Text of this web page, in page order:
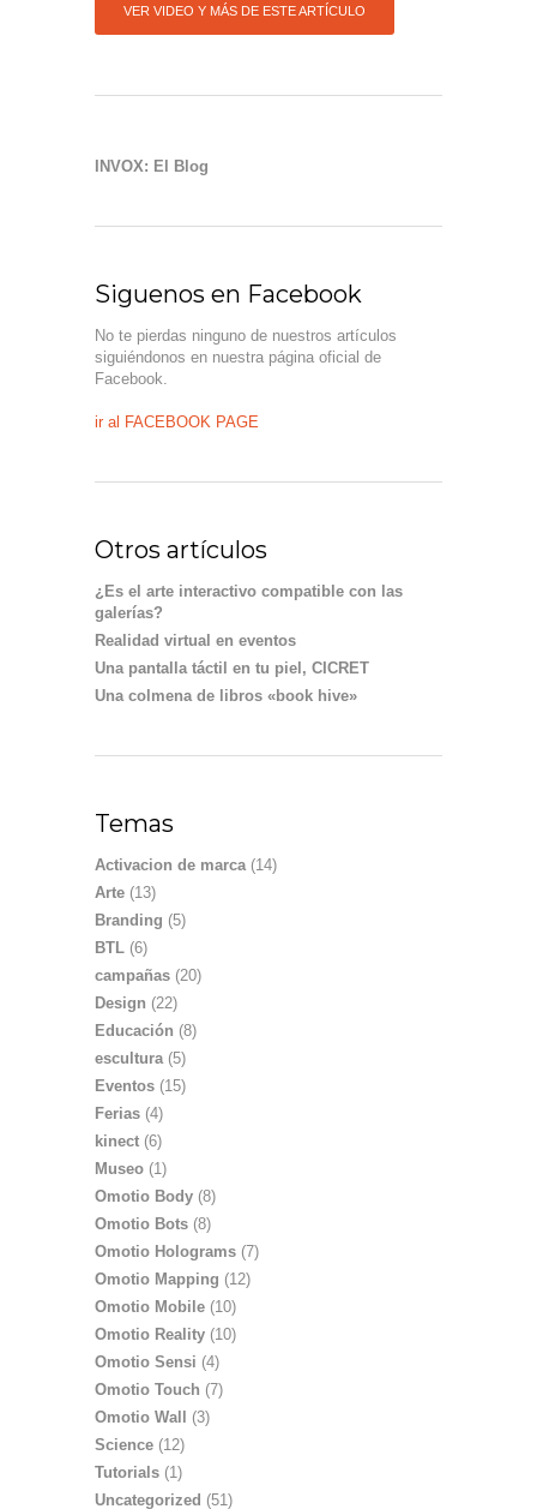
VER VIDEO Y MÁS DE ESTE ARTÍCULO
INVOX: El Blog
Siguenos en Facebook
No te pierdas ninguno de nuestros artículos
siguiéndonos en nuestra página oficial de
Facebook.
ir al FACEBOOK PAGE
Otros artículos
¿Es el arte interactivo compatible con las
galerías?
Realidad virtual en eventos
Una pantalla táctil en tu piel, CICRET
Una colmena de libros «book hive»
Temas
Activacion de marca(14)
Arte (13)
Branding (5)
BTL (6)
campañas (20)
Design (22)
Educación (8)
escultura(5)
Eventos (15)
Ferias (4)
kinect (6)
Museo (1)
Omotio Body (8)
Omotio Bots (8)
Omotio Holograms (7)
Omotio Mapping (12)
Omotio Mobile (10)
Omotio Reality (10)
Omotio Sensi (4)
Omotio Touch (7)
Omotio Wall
(3)
Science (12)
Tutorials (1)
Uncategorized (51)